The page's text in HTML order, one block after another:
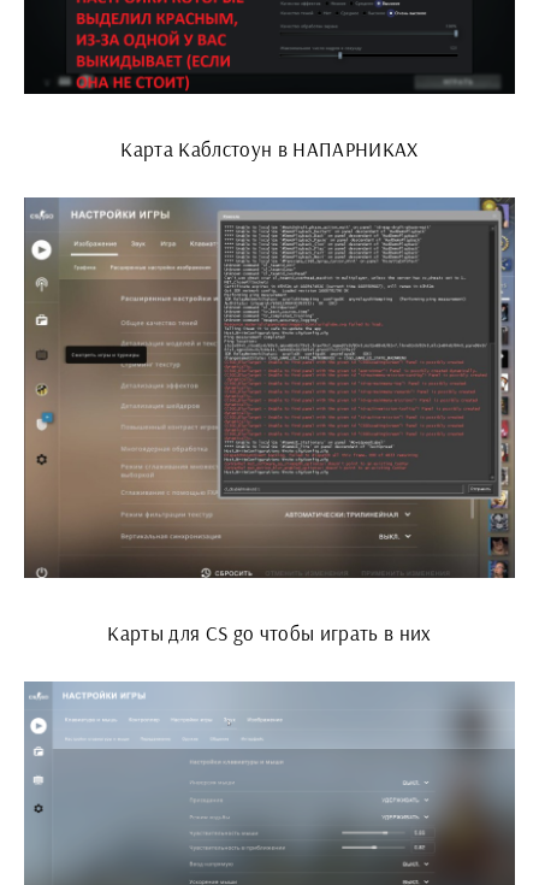
Карта Каблстоун в НАПАРНИКАХ
Карты для CS go чтобы играть в них